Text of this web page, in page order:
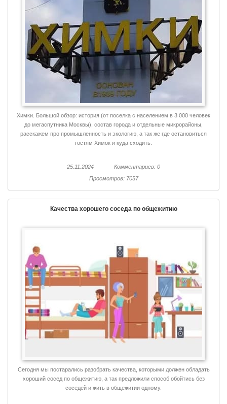
Химки. Большой обзор: история (от поселка с населением в 3 000 человек
до мегаспутника Москвы), состав города и отдельные микрорайоны,
расскажем про промышленность и экологию, а так же где остановиться
гостям Химок и куда сходить.
25.11.2024
Комментариев: 0
Просмотров: 7057
Качества хорошего соседа по общежитию
Сегодня мы постарались разобрать качества, которыми должен обладать
хороший сосед по общежитию, а так предложили способ обойтись без
соседей и жить в общежитии одному.